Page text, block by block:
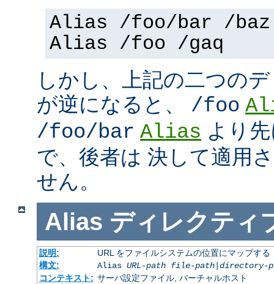
Alias /foo/bar /baz
Alias /foo /gaq
しかし、上記の二つの
が逆になると、 /foo
/foo/bar Alias より
で、後者は 決して適用
せん。
Alias ディレクティ
説明:
URL をファイルシステムの位置にマップする
構文:
Alias URL-path file-path| directory-
コンテキスト: サーバ設定ファイル, バーチャルホスト